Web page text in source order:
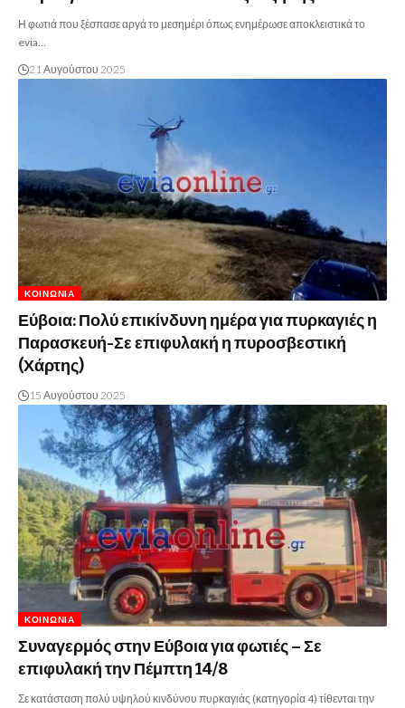
Η φωτιά που ξέσπασε αργά το μεσημέρι όπως ενημέρωσε αποκλειστικά το
evia…
21 Αυγούστου 2025
ΚΟΙΝΩΝΊΑ
Εύβοια: Πολύ επικίνδυνη ημέρα για πυρκαγιές η
Παρασκευή-Σε επιφυλακή η πυροσβεστική
(Χάρτης)
15 Αυγούστου 2025
ΚΟΙΝΩΝΊΑ
Συναγερμός στην Εύβοια για φωτιές – Σε
επιφυλακή την Πέμπτη 14/8
Σε κατάσταση πολύ υψηλού κινδύνου πυρκαγιάς (κατηγορία 4) τίθενται την